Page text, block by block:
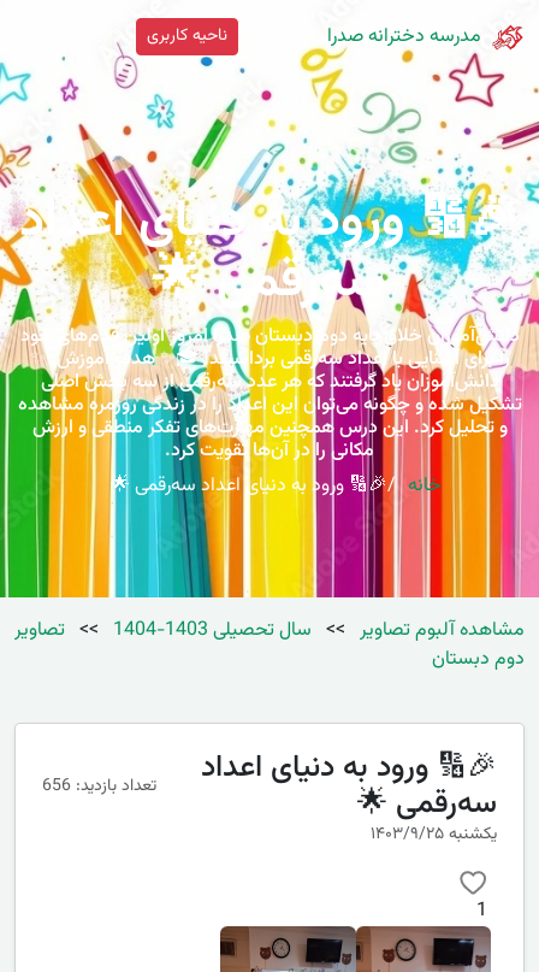
مدرسه دخترانه صدرا ناحیه کاربری
🎉🔢 ورود به دنیای اعداد
سه‌رقمی 🌟
دانش‌آموزان خلاق پایه دوم دبستان صدرا امروز اولین قدم‌های خود
را برای آشنایی با اعداد سه‌رقمی برداشتند! 🎓✨ هدف آموزش: ✨
دانش‌آموزان یاد گرفتند که هر عدد سه‌رقمی از سه بخش اصلی
تشکیل شده و چگونه می‌توان این اعداد را در زندگی روزمره مشاهده
و تحلیل کرد. این درس همچنین مهارت‌های تفکر منطقی و ارزش
مکانی را در آن‌ها تقویت کرد.
خانه
🎉🔢 ورود به دنیای اعداد سه‌رقمی 🌟
مشاهده آلبوم تصاویر >> سال تحصیلی 1403-1404 >> تصاویر
دوم دبستان
🎉🔢 ورود به دنیای اعداد
سه‌رقمی 🌟
تعداد بازدید: 656
یکشنبه ۱۴۰۳/۹/۲۵
1